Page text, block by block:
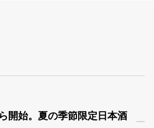
開始。夏の季節限定日本酒